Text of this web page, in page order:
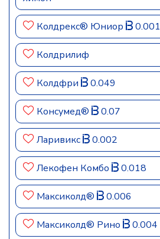
Колдрекс® Юниор 0.001
Колдрилиф
Колдфри 0.049
Консумед® 0.07
Ларивикс 0.002
Лекофен Комбо 0.018
Максиколд® 0.006
Максиколд® Рино 0.004